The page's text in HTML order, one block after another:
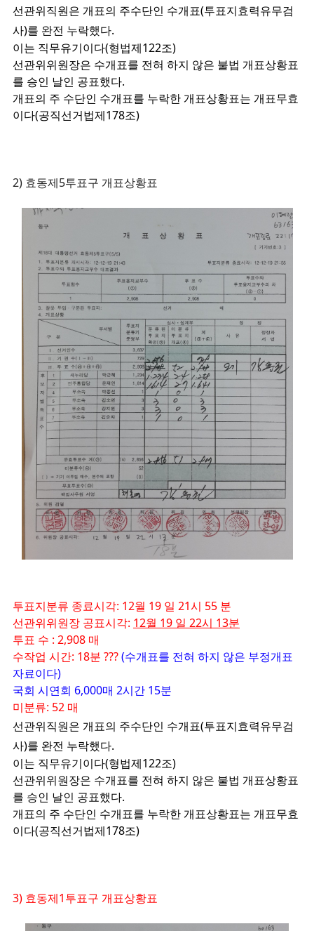
선관위직원은 개표의 주수단인 수개표(투표지효력유무검
사)를 완전 누락했다.
이는 직무유기이다(형법제122조)
선관위위원장은 수개표를 전혀 하지 않은 불법 개표상황표
를 승인 날인 공표했다.
개표의 주 수단인 수개표를 누락한 개표상황표는 개표무효
이다(공직선거법제178조)
2) 효동제5투표구 개표상황표
투표지분류 종료시각: 12월 19 일 21시 55 분
선관위위원장 공표시각: 12월 19 일 22시 13분
투표 수 : 2,908 매
수작업 시간: 18분 ???(수개표를 전혀 하지 않은 부정개표
자료이다)
국회 시연회 6,000매 2시간 15분
미분류: 52 매
선관위직원은 개표의 주수단인 수개표(투표지효력유무검
사)를 완전 누락했다.
이는 직무유기이다(형법제122조)
선관위위원장은 수개표를 전혀 하지 않은 불법 개표상황표
를 승인 날인 공표했다.
개표의 주 수단인 수개표를 누락한 개표상황표는 개표무효
이다(공직선거법제178조)
3) 효동제1투표구 개표상황표